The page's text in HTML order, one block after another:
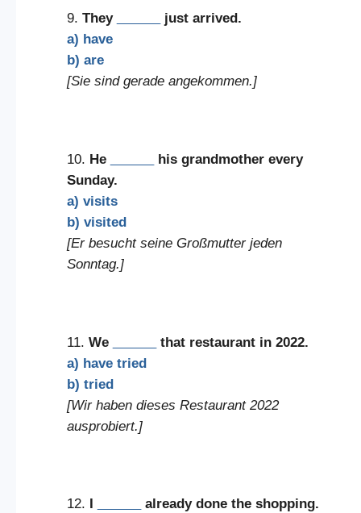
9. They
just arrived.
a) have
b) are
[Sie sind gerade angekommen.]
10. He
his grandmother every
Sunday.
a) visits
b) visited
[Er besucht seine Großmutter jeden
Sonntag.]
11. We
that restaurant in 2022.
a) have tried
b) tried
[Wir haben dieses Restaurant 2022
ausprobiert.]
12.
already done the shopping.